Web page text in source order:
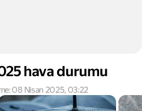
hava durumu
08 Nisan 2025, 03:22